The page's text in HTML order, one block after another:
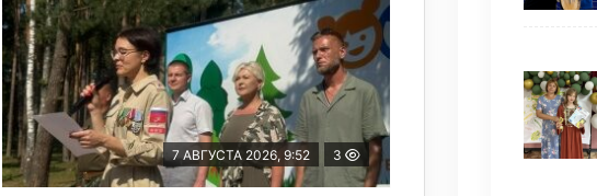
7 АВГУСТА 2026, 9:52 3